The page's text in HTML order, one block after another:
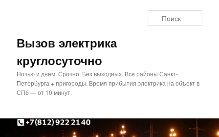
Вызов электрика
круглосуточно
Ночью и днём. Срочно. Без выходных. Все районы Санкт-
Петербурга + пригороды. Время прибытия электрика на объект в
СПб — от 10 минут.